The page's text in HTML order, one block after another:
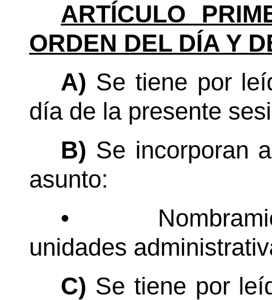
ARTÍCULO
ORDEN DEL DÍA Y
A) Se tiene por
día de la presente
B) Se incorporan
asunto:
•
unidades
C) Se tiene por